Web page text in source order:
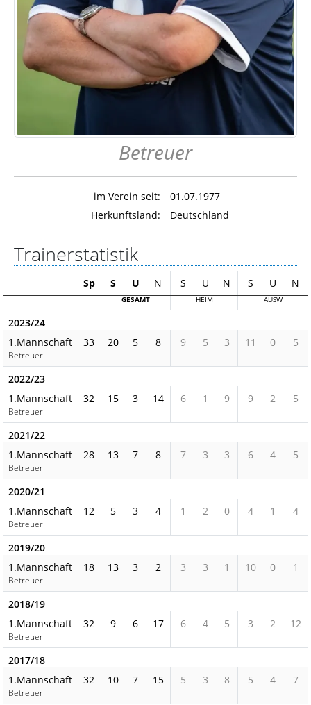
Betreuer
im Verein seit:
01.07.1977
Herkunftsland:
Deutschland
Trainerstatistik
Sp S U N S U N S U N
GESAMT HEIM AUSW
2023/24
1.Mannschaft
Betreuer
33 20 5 8 9 5 3 11 0 5
2022/23
1.Mannschaft
Betreuer
32 15 3 14 6 1 9 9 2 5
2021/22
1.Mannschaft
Betreuer
28 13 7 8 7 3 3 6 4 5
2020/21
1.Mannschaft
Betreuer
12 5 3 4 1 2 0 4 1 4
2019/20
1.Mannschaft
Betreuer
18 13 3 2 3 3 1 10 0 1
2018/19
1.Mannschaft
Betreuer
32 9 6 17 6 4 5 3 2 12
2017/18
1.Mannschaft
Betreuer
32 10 7 15 5 3 8 5 4 7